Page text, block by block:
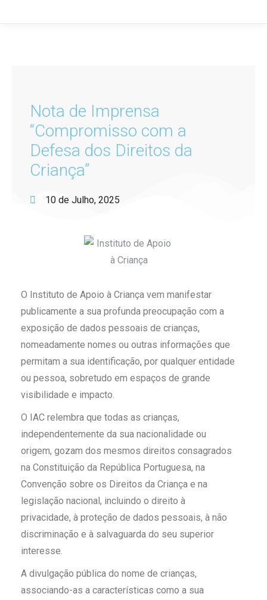
Nota de Imprensa
“Compromisso com a
Defesa dos Direitos da
Criança”
10 de Julho, 2025
O Instituto de Apoio à Criança vem manifestar
publicamente a sua profunda preocupação com a
exposição de dados pessoais de crianças,
nomeadamente nomes ou outras informações que
permitam a sua identificação, por qualquer entidade
ou pessoa, sobretudo em espaços de grande
visibilidade e impacto.
O IAC relembra que todas as crianças,
independentemente da sua nacionalidade ou
origem, gozam dos mesmos direitos consagrados
na Constituição da República Portuguesa, na
Convenção sobre os Direitos da Criança e na
legislação nacional, incluindo o direito à
privacidade, à proteção de dados pessoais, à não
discriminação e à salvaguarda do seu superior
interesse.
A divulgação pública do nome de crianças,
associando-as a características como a sua